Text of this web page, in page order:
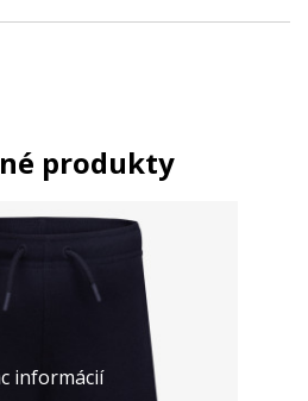
produkty
informácií